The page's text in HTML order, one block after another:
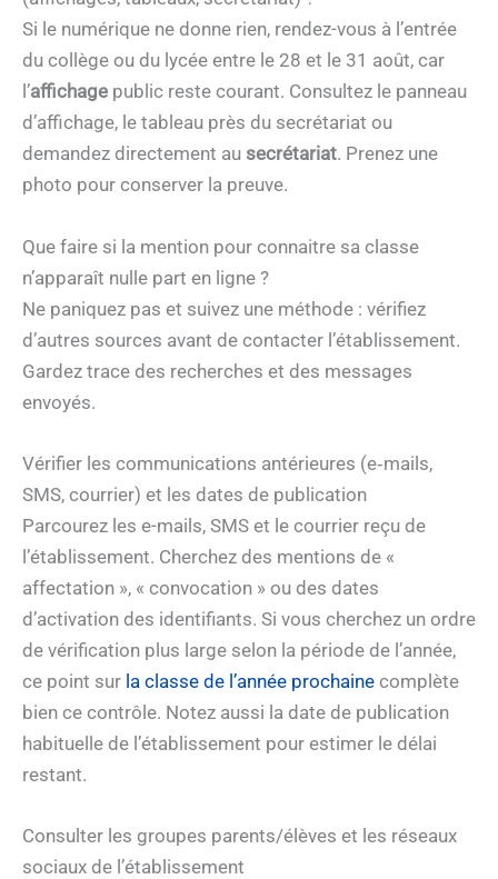
Si le numérique ne donne rien, rendez-vous à l’entrée
du collège ou du lycée entre le 28 et le 31 août, car
l’affichage public reste courant. Consultez le panneau
d’affichage, le tableau près du secrétariat ou
demandez directement au secrétariat. Prenez une
photo pour conserver la preuve.
Que faire si la mention pour connaitre sa classe
n’apparaît nulle part en ligne ?
Ne paniquez pas et suivez une méthode : vérifiez
d’autres sources avant de contacter l’établissement.
Gardez trace des recherches et des messages
envoyés.
Vérifier les communications antérieures (e‑mails,
SMS, courrier) et les dates de publication
Parcourez les e-mails, SMS et le courrier reçu de
l’établissement. Cherchez des mentions de «
affectation », « convocation » ou des dates
d’activation des identifiants. Si vous cherchez un ordre
de vérification plus large selon la période de l’année,
ce point sur la classe de l’année prochaine complète
bien ce contrôle. Notez aussi la date de publication
habituelle de l’établissement pour estimer le délai
restant.
Consulter les groupes parents/élèves et les réseaux
sociaux de l’établissement